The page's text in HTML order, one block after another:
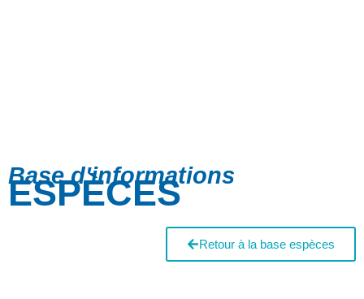
Base d'informations
ESPÈCES
Retour à la base espèces